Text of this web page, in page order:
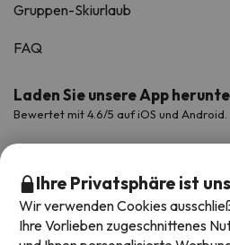
Gruppen-Skiurlaub
FAQ
Laden Sie unsere App
Bewertet mit 4.6/5 auf iOS und Android.
Ihre Privatsphäre ist
Wir verwenden Cookies
Ihre Vorlieben zugeschnittenes